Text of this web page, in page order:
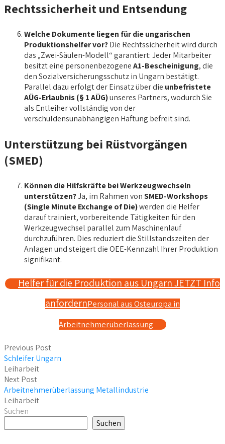
Rechtssicherheit und Entsendung
Welche Dokumente liegen für die ungarischen
Produktionshelfer vor?Die Rechtssicherheit wird durch
das „Zwei-Säulen-Modell“ garantiert: Jeder Mitarbeiter
besitzt eine personenbezogeneA1-Bescheinigung, die
den Sozialversicherungsschutz in Ungarn bestätigt.
Parallel dazu erfolgt der Einsatz über die unbefristete
AÜG-Erlaubnis (§ 1 AÜG)unseres Partners, wodurch Sie
als Entleiher vollständig von der
verschuldensunabhängigen Haftung befreit sind.
Unterstützung bei Rüstvorgängen
(SMED)
Können die Hilfskräfte bei Werkzeugwechseln
unterstützen?Ja, im Rahmen vonSMED-Workshops
(Single Minute Exchange of Die)werden die Helfer
darauf trainiert, vorbereitende Tätigkeiten für den
Werkzeugwechsel parallel zum Maschinenlauf
durchzuführen. Dies reduziert die Stillstandszeiten der
Anlagen und steigert die OEE-Kennzahl Ihrer Produktion
signifikant.
Helfer für die Produktion aus Ungarn JETZT Info
anfordernPersonal aus Osteuropa in
Arbeitnehmerüberlassung
Previous Post
Schleifer Ungarn
Leiharbeit
Next Post
Arbeitnehmerüberlassung Metallindustrie
Leiharbeit
Suchen
Suchen